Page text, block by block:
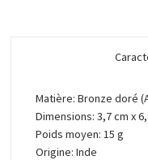
Matière: Bronze doré
Dimensions: 3,7 cm x
Poids moyen: 15 g
Origine: Inde